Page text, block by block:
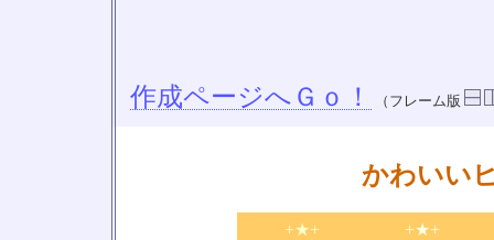
作成ページへＧｏ！ （フレーム版
かわいい
+★+ +★+